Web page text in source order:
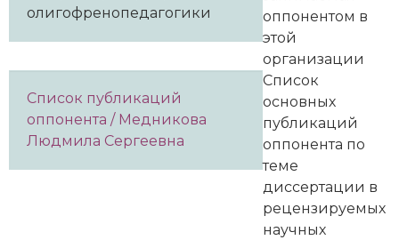
олигофренопедагогики
оппонентом в
этой
организации
Список публикаций
оппонента / Медникова
Людмила Сергеевна
Список
основных
публикаций
оппонента по
теме
диссертации в
рецензируемых
научных